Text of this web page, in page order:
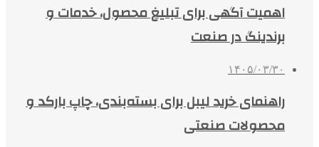
اهمیت آگهی برای تبلیغ محصول، خدمات و
برندینگ در صنعت
۱۴۰۵/۰۳/۳۰
راهنمای خرید لیبل برای بسته‌بندی، چاپ بارکد و
محصولات صنعتی